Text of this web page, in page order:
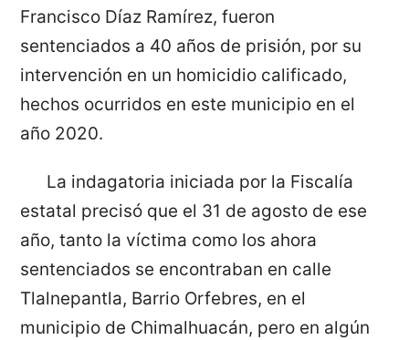
Francisco Díaz Ramírez, fueron
sentenciados a 40 años de prisión, por su
intervención en un homicidio calificado,
hechos ocurridos en este municipio en el
año 2020.
La indagatoria iniciada por la Fiscalía
estatal precisó que el 31 de agosto de ese
año, tanto la víctima como los ahora
sentenciados se encontraban en calle
Tlalnepantla, Barrio Orfebres, en el
municipio de Chimalhuacán, pero en algún